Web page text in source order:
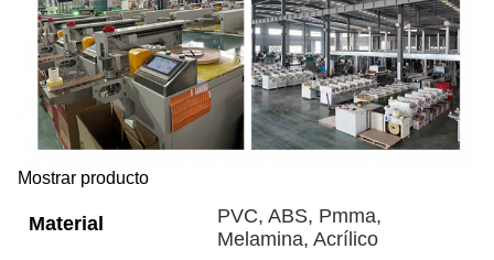
Mostrar producto
Material
PVC, ABS, Pmma,
Melamina, Acrílico